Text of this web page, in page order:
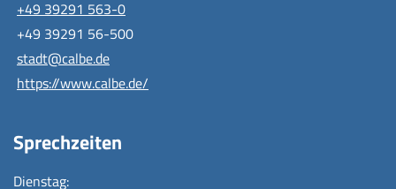
+49 39291 563-0
+49 39291 56-500
stadt@calbe.de
https://www.calbe.de/
Sprechzeiten
Dienstag: